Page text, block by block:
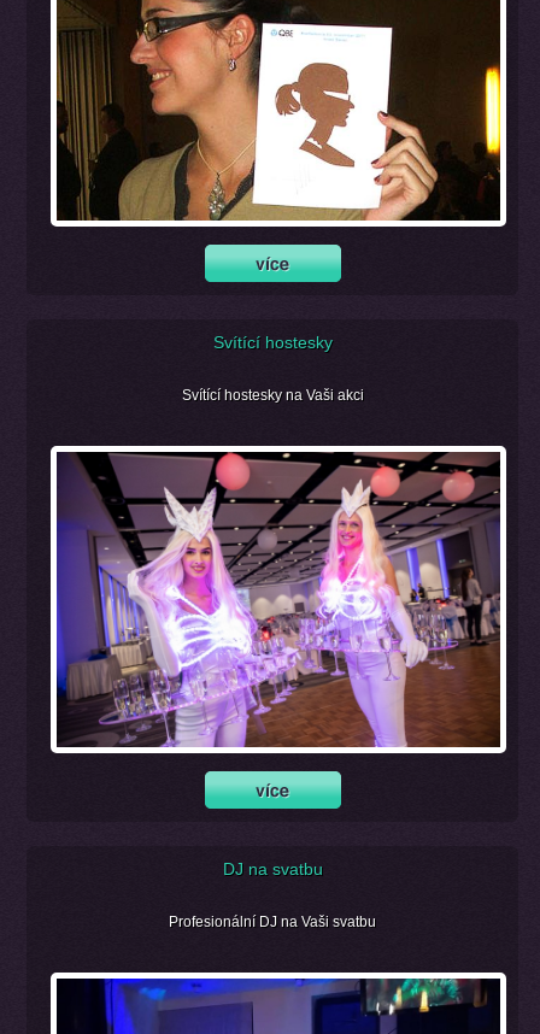
Svítící hostesky
Svítící hostesky na Vaši akci
DJ na svatbu
Profesionální DJ na Vaši svatbu